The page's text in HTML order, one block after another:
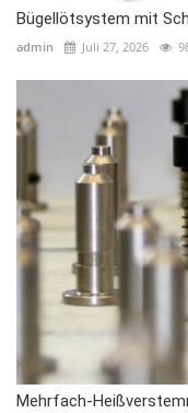
Bügellötsystem mit
admin Juli 27, 2026
Mehrfach-